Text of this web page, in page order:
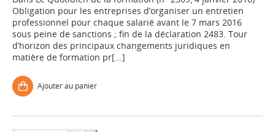
Obligation pour les entreprises d’organiser un entretien
professionnel pour chaque salarié avant le 7 mars 2016
sous peine de sanctions ; fin de la déclaration 2483. Tour
d’horizon des principaux changements juridiques en
matière de formation pr[...]
Ajouter au panier